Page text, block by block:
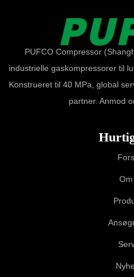
PUFCO Compressor
industrielle gaskompressorer til
Konstrueret til 40 MPa, global
partner. Anmod